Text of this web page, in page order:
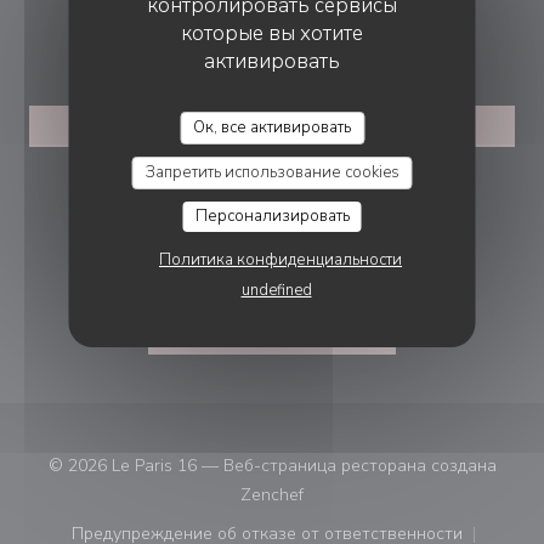
которые вы хотите
активировать
Ок, все активировать
Запретить использование cookies
Персонализировать
Политика конфиденциальности
undefined
БРОНИРОВАНИЕ
ЗАБРОНИРОВАТЬ СТОЛИК
ПРИСОЕДИНЯЙТЕСЬ К НАМ
Facebook ((открывается в новом
Instagram ((открывается в
© 2026 Le Paris 16 — Веб-страница ресторана создана
Zenchef((открывается в новом окне))
Предупреждение об отказе от ответственности